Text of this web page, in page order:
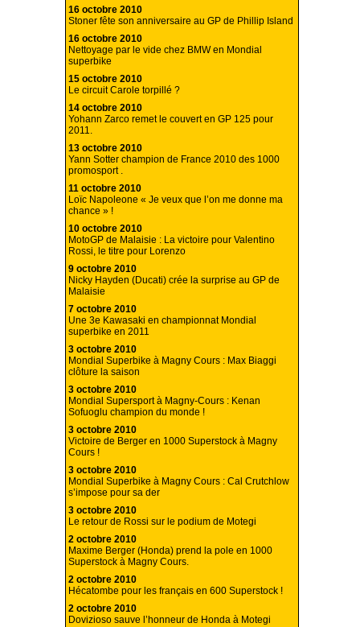
16 octobre 2010
Stoner fête son anniversaire au GP de Phillip Island
16 octobre 2010
Nettoyage par le vide chez BMW en Mondial
superbike
15 octobre 2010
Le circuit Carole torpillé ?
14 octobre 2010
Yohann Zarco remet le couvert en GP 125 pour
2011.
13 octobre 2010
Yann Sotter champion de France 2010 des 1000
promosport .
11 octobre 2010
Loïc Napoleone « Je veux que l’on me donne ma
chance » !
10 octobre 2010
MotoGP de Malaisie : La victoire pour Valentino
Rossi, le titre pour Lorenzo
9 octobre 2010
Nicky Hayden (Ducati) crée la surprise au GP de
Malaisie
7 octobre 2010
Une 3e Kawasaki en championnat Mondial
superbike en 2011
3 octobre 2010
Mondial Superbike à Magny Cours : Max Biaggi
clôture la saison
3 octobre 2010
Mondial Supersport à Magny-Cours : Kenan
Sofuoglu champion du monde !
3 octobre 2010
Victoire de Berger en 1000 Superstock à Magny
Cours !
3 octobre 2010
Mondial Superbike à Magny Cours : Cal Crutchlow
s’impose pour sa der
3 octobre 2010
Le retour de Rossi sur le podium de Motegi
2 octobre 2010
Maxime Berger (Honda) prend la pole en 1000
Superstock à Magny Cours.
2 octobre 2010
Hécatombe pour les français en 600 Superstock !
2 octobre 2010
Dovizioso sauve l’honneur de Honda à Motegi